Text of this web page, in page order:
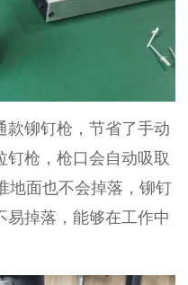
款铆钉枪，节省了手动
钉枪，枪口会自动吸取
地面也不会掉落，铆钉
易掉落，能够在工作中